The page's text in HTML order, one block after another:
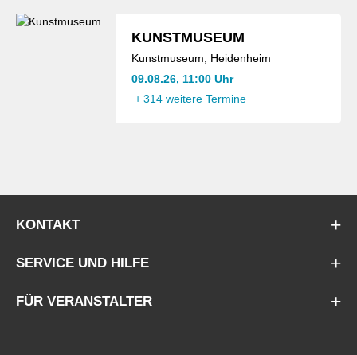
KUNSTMUSEUM
Kunstmuseum, Heidenheim
09.08.26, 11:00 Uhr
+ 314 weitere Termine
KONTAKT
SERVICE UND HILFE
FÜR VERANSTALTER